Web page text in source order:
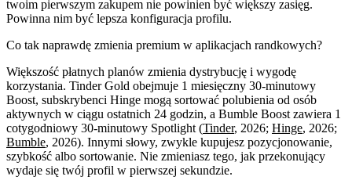
twoim pierwszym zakupem nie powinien być większy zasięg.
Powinna nim być lepsza konfiguracja profilu.
Co tak naprawdę zmienia premium w aplikacjach randkowych?
Większość płatnych planów zmienia dystrybucję i wygodę
korzystania. Tinder Gold obejmuje 1 miesięczny 30-minutowy
Boost, subskrybenci Hinge mogą sortować polubienia od osób
aktywnych w ciągu ostatnich 24 godzin, a Bumble Boost zawiera 1
cotygodniowy 30-minutowy Spotlight (Tinder, 2026; Hinge, 2026;
Bumble, 2026). Innymi słowy, zwykle kupujesz pozycjonowanie,
szybkość albo sortowanie. Nie zmieniasz tego, jak przekonujący
wydaje się twój profil w pierwszej sekundzie.